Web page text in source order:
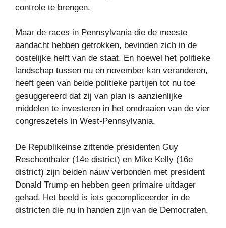
controle te brengen.
Maar de races in Pennsylvania die de meeste
aandacht hebben getrokken, bevinden zich in de
oostelijke helft van de staat. En hoewel het politieke
landschap tussen nu en november kan veranderen,
heeft geen van beide politieke partijen tot nu toe
gesuggereerd dat zij van plan is aanzienlijke
middelen te investeren in het omdraaien van de vier
congreszetels in West-Pennsylvania.
De Republikeinse zittende presidenten Guy
Reschenthaler (14e district) en Mike Kelly (16e
district) zijn beiden nauw verbonden met president
Donald Trump en hebben geen primaire uitdager
gehad. Het beeld is iets gecompliceerder in de
districten die nu in handen zijn van de Democraten.